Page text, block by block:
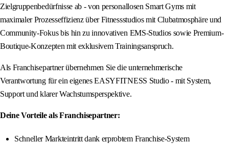
Zielgruppenbedürfnisse ab - von personallosen Smart Gyms mit
maximaler Prozesseffizienz über Fitnessstudios mit Clubatmosphäre und
Community-Fokus bis hin zu innovativen EMS-Studios sowie Premium-
Boutique-Konzepten mit exklusivem Trainingsanspruch.
Als Franchisepartner übernehmen Sie die unternehmerische
Verantwortung für ein eigenes EASYFITNESS Studio - mit System,
Support und klarer Wachstumsperspektive.
Deine Vorteile als Franchisepartner:
Schneller Markteintritt dank erprobtem Franchise-System